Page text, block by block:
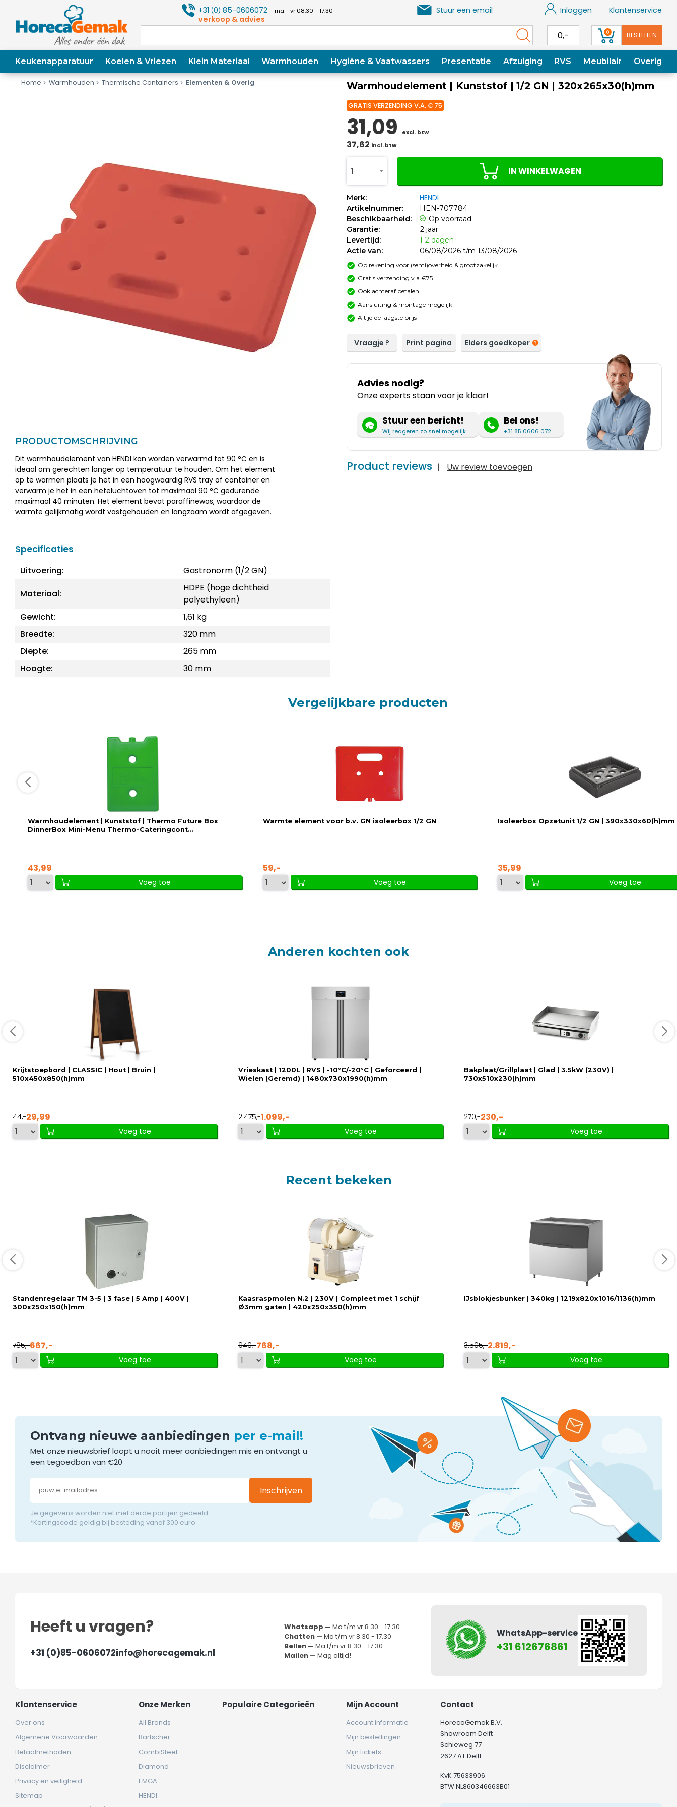
+31(0) 85-0606072 ma - vr 08:30 - 17:30
verkoop & advies
Stuur een email Inloggen Klantenservice
0,- 0 BESTELLEN
Keukenapparatuur Koelen & Vriezen Klein Materiaal Warmhouden Hygiëne & Vaatwassers Presentatie Afzuiging RVS Meubilair Overig
Home Warmhouden Thermische Containers Elementen & Overig
PRODUCTOMSCHRIJVING
Dit warmhoudelement van HENDI kan worden verwarmd tot 90 °C en is
ideaal om gerechten langer op temperatuur te houden. Om het element
op te warmen plaats je het in een hoogwaardig RVS tray of container en
verwarm je het in een heteluchtoven tot maximaal 90 °C gedurende
maximaal 40 minuten. Het element bevat paraffinewas, waardoor de
warmte gelijkmatig wordt vastgehouden en langzaam wordt afgegeven.
Specificaties
Uitvoering:
Gastronorm (1/2 GN)
Materiaal:
HDPE (hoge dichtheid
polyethyleen)
Gewicht:
1,61 kg
Breedte:
320 mm
Diepte:
265 mm
Hoogte:
30 mm
Warmhoudelement | Kunststof | 1/2 GN | 320x265x30(h)mm
GRATIS VERZENDING V.A. € 75
31,09 excl. btw
37,62 incl. btw
1 IN WINKELWAGEN
Merk: HENDI
Artikelnummer:
HEN-707784
Beschikbaarheid:
Op voorraad
Garantie:
2 jaar
Levertijd:
1-2 dagen
Actie van:
06/08/2026 t/m 13/08/2026
Op rekening voor (semi)overheid & grootzakelijk
Gratis verzending v.a €75
Ook achteraf betalen
Aansluiting & montage mogelijk!
Altijd de laagste prijs
Vraagje ? Print pagina Elders goedkoper
Advies nodig?
Onze experts staan voor je klaar!
Stuur een bericht!
Wij reageren zo snel mogelijk
Bel ons!
+31 85 0606 072
Product reviews | Uw review toevoegen
Vergelijkbare producten
Warmhoudelement | Kunststof | Thermo Future Box
DinnerBox Mini-Menu Thermo-Cateringcont...
43,99
Voeg toe
Warmte element voor b.v. GN isoleerbox 1/2 GN
59,-
Voeg toe
Isoleerbox Opzetunit 1/2 GN | 390x330x60(h)mm
35,99
Voeg toe
Anderen kochten ook
Krijtstoepbord | CLASSIC | Hout | Bruin |
510x450x850(h)mm
44,-29,99
Voeg toe
Vrieskast | 1200L | RVS | -10°C/-20°C | Geforceerd |
Wielen (Geremd) | 1480x730x1990(h)mm
2.475,-1.099,-
Voeg toe
Bakplaat/Grillplaat | Glad | 3.5kW (230V) |
730x510x230(h)mm
270,-230,-
Voeg toe
Recent bekeken
Standenregelaar TM 3-5 | 3 fase | 5 Amp | 400V |
300x250x150(h)mm
785,-667,-
Voeg toe
Kaasraspmolen N.2 | 230V | Compleet met 1 schijf
Ø3mm gaten | 420x250x350(h)mm
940,-768,-
Voeg toe
IJsblokjesbunker | 340kg | 1219x820x1016/1136(h)mm
3.505,-2.819,-
Voeg toe
Ontvang nieuwe aanbiedingen per e-mail!
Met onze nieuwsbrief loopt u nooit meer aanbiedingen mis en ontvangt u
een tegoedbon van €20
Inschrijven
Je gegevens worden niet met derde partijen gedeeld
*Kortingscode geldig bij besteding vanaf 300 euro
Heeft u vragen?
+31 (0)85-0606072info@horecagemak.nl
Whatsapp —Ma t/m vr 8.30 - 17.30
Chatten —Ma t/m vr 8.30 - 17.30
Bellen —Ma t/m vr 8.30 - 17.30
Mailen —Mag altijd!
WhatsApp-service
+31 612676861
Klantenservice
Over ons
Algemene Voorwaarden
Betaalmethoden
Disclaimer
Privacy en veiligheid
Sitemap
Onze Merken
All Brands
Bartscher
CombiSteel
Diamond
EMGA
HENDI
Populaire Categorieën Mijn Account
Account informatie
Mijn bestellingen
Mijn tickets
Nieuwsbrieven
Contact
HorecaGemak B.V.
Showroom Delft
Schieweg 77
2627 AT Delft
KvK 75633906
BTW NL860346663B01